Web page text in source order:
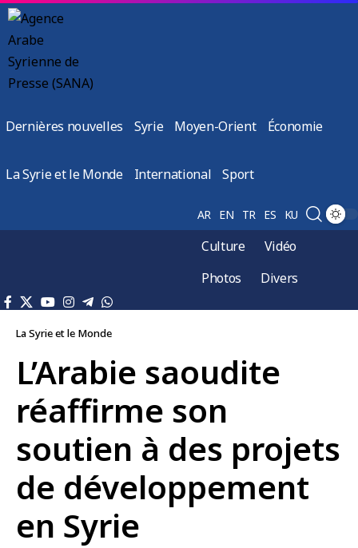
Dernières nouvelles Syrie Moyen-Orient Économie
La Syrie et le Monde International Sport
AR EN TR ES KU
Culture
Vidéo
Photos
Divers
La Syrie et le Monde
L’Arabie saoudite
réaffirme son
soutien à des projets
de développement
en Syrie